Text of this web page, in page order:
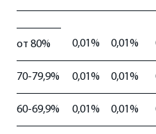
от 80% 0,01% 0,01%
70-79,9% 0,01% 0,01%
60-69,9% 0,01% 0,01%